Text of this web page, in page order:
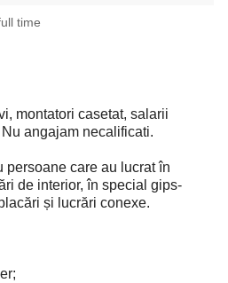
time
montatori casetat, salarii
angajam necalificati.
persoane care au lucrat în
de interior, în special gips-
și lucrări conexe.